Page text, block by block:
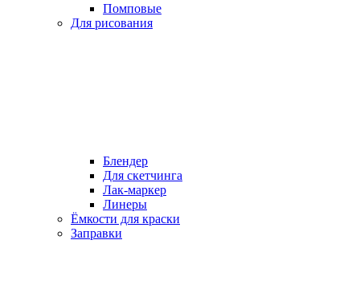
Помповые
Для рисования
Блендер
Для скетчинга
Лак-маркер
Линеры
Ёмкости для краски
Заправки